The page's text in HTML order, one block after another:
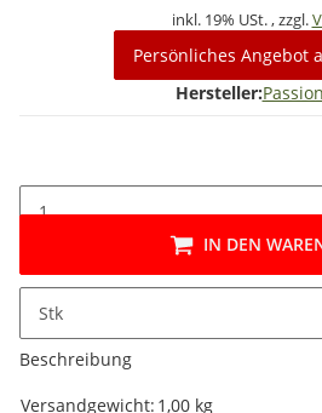
inkl. 19% USt. , zzgl.
Persönliches Angebot
Hersteller:
Stk
IN DEN
Beschreibung
Produkteigenschaft
Wert
Versandgewicht: 1,00 kg